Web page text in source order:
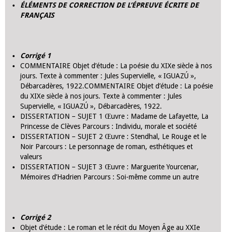
ÉLÉMENTS DE CORRECTION DE L’ÉPREUVE ÉCRITE DE
FRANÇAIS
Corrigé 1
COMMENTAIRE Objet d’étude : La poésie du XIXe siècle à nos
jours. Texte à commenter : Jules Supervielle, « IGUAZÚ »,
Débarcadères, 1922.COMMENTAIRE Objet d’étude : La poésie
du XIXe siècle à nos jours. Texte à commenter : Jules
Supervielle, « IGUAZÚ », Débarcadères, 1922.
DISSERTATION – SUJET 1 Œuvre : Madame de Lafayette, La
Princesse de Clèves Parcours : Individu, morale et société
DISSERTATION – SUJET 2 Œuvre : Stendhal, Le Rouge et le
Noir Parcours : Le personnage de roman, esthétiques et
valeurs
DISSERTATION – SUJET 3 Œuvre : Marguerite Yourcenar,
Mémoires d’Hadrien Parcours : Soi-même comme un autre
Corrigé 2
Objet d’étude : Le roman et le récit du Moyen Âge au XXIe